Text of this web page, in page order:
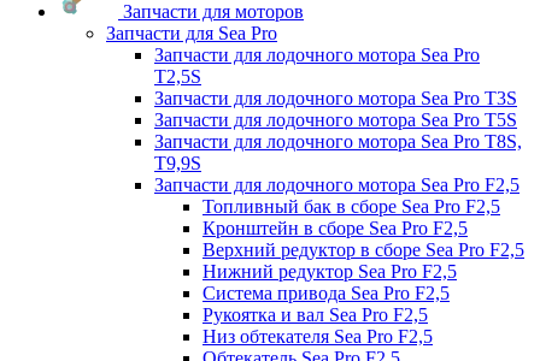
Запчасти для моторов
Запчасти для Sea Pro
Запчасти для лодочного мотора Sea Pro
Т2,5S
Запчасти для лодочного мотора Sea Pro Т3S
Запчасти для лодочного мотора Sea Pro Т5S
Запчасти для лодочного мотора Sea Pro Т8S,
T9,9S
Запчасти для лодочного мотора Sea Pro F2,5
Топливный бак в сборе Sea Pro F2,5
Кронштейн в сборе Sea Pro F2,5
Верхний редуктор в сборе Sea Pro F2,5
Нижний редуктор Sea Pro F2,5
Система привода Sea Pro F2,5
Рукоятка и вал Sea Pro F2,5
Низ обтекателя Sea Pro F2,5